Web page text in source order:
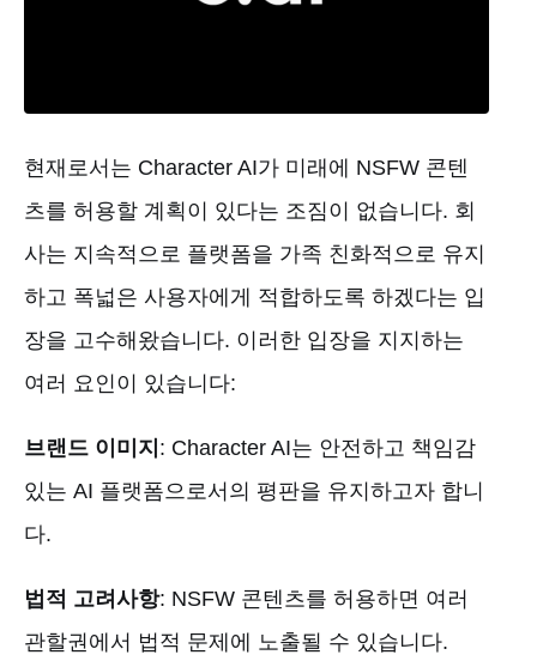
현재로서는 Character AI가 미래에 NSFW 콘텐
츠를 허용할 계획이 있다는 조짐이 없습니다. 회
사는 지속적으로 플랫폼을 가족 친화적으로 유지
하고 폭넓은 사용자에게 적합하도록 하겠다는 입
장을 고수해왔습니다. 이러한 입장을 지지하는
여러 요인이 있습니다:
브랜드 이미지 : Character AI는 안전하고 책임감
있는 AI 플랫폼으로서의 평판을 유지하고자 합니
다.
법적 고려사항: NSFW 콘텐츠를 허용하면 여러
관할권에서 법적 문제에 노출될 수 있습니다.